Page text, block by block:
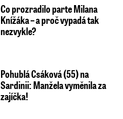
Co prozradilo parte Milana
Knížáka – a proč vypadá tak
nezvykle?
Pohublá Csáková (55) na
Sardinii: Manžela vyměnila za
zajíčka!